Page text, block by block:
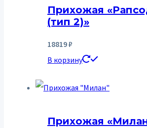
Прихожая
(тип 2)»
18819₽
В корзину
Прихожая